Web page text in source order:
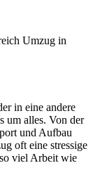
Umzug in
in eine andere
um alles. Von der
und Aufbau
oft eine stressige
viel Arbeit wie